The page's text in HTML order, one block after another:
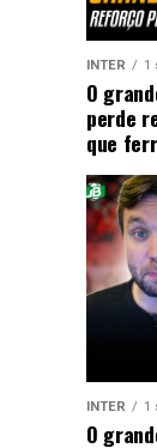
INTER 1
O
perde
que
INTER 1
O